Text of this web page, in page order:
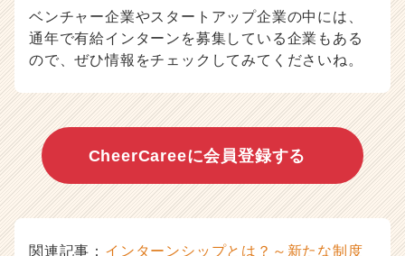
ベンチャー企業やスタートアップ企業の中には、
通年で有給インターンを募集している企業もある
ので、ぜひ情報をチェックしてみてくださいね。
CheerCareeに会員登録する
関連記事： インターンシップとは？～新たな制度